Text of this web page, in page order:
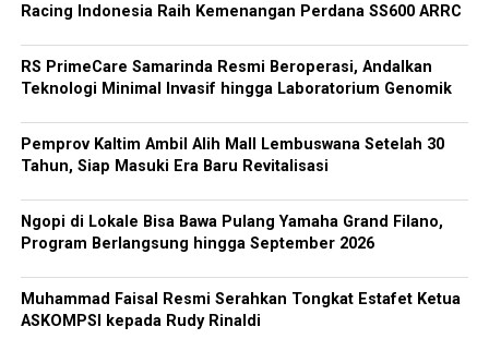
Racing Indonesia Raih Kemenangan Perdana SS600 ARRC
RS PrimeCare Samarinda Resmi Beroperasi, Andalkan
Teknologi Minimal Invasif hingga Laboratorium Genomik
Pemprov Kaltim Ambil Alih Mall Lembuswana Setelah 30
Tahun, Siap Masuki Era Baru Revitalisasi
Ngopi di Lokale Bisa Bawa Pulang Yamaha Grand Filano,
Program Berlangsung hingga September 2026
Muhammad Faisal Resmi Serahkan Tongkat Estafet Ketua
ASKOMPSI kepada Rudy Rinaldi